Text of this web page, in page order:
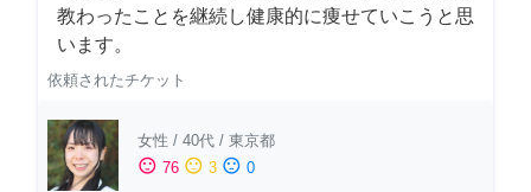
教わったことを継続し健康的に痩せていこうと思
います。
依頼されたチケット
女性 / 40代 / 東京都
sentiment_satisfied 76 sentiment_neutral 3 sentiment_dissatisfied 0